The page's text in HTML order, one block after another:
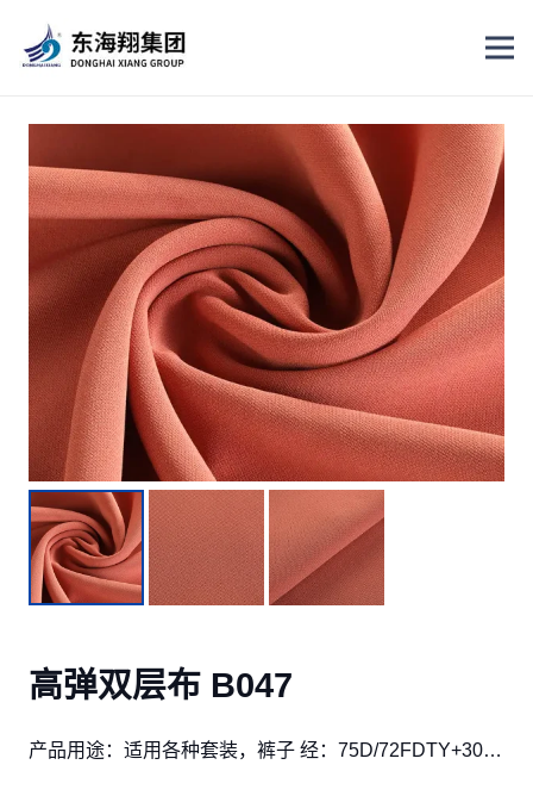
高弹双层布 B047
产品用途：适用各种套装，裤子 经：75D/72FDTY+30…